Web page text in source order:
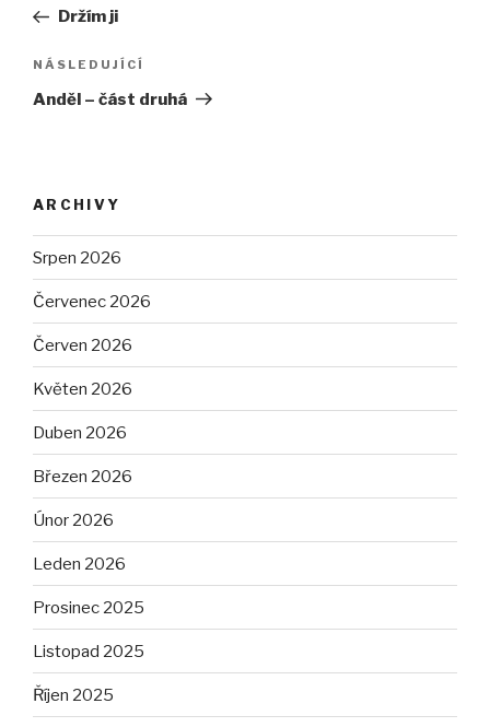
příspěvek
příspěvek
Držím ji
Následující
příspěvek
NÁSLEDUJÍCÍ
Anděl – část druhá
ARCHIVY
Srpen 2026
Červenec 2026
Červen 2026
Květen 2026
Duben 2026
Březen 2026
Únor 2026
Leden 2026
Prosinec 2025
Listopad 2025
Říjen 2025